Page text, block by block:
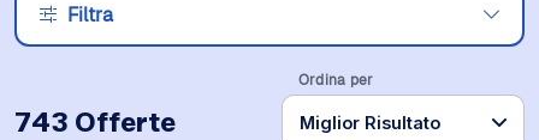
Filtra
743 Offerte
Ordina per